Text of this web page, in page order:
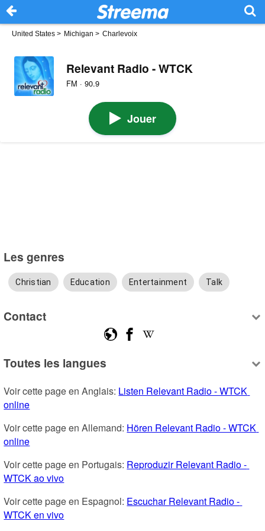
United States > Michigan > Charlevoix
Relevant Radio - WTCK
FM · 90.9
Jouer
Les genres
Christian Education Entertainment Talk
Contact
Toutes les langues
Voir cette page en Anglais: Listen Relevant Radio - WTCK
online
Voir cette page en Allemand: Hören Relevant Radio - WTCK
online
Voir cette page en Portugais: Reproduzir Relevant Radio -
WTCK ao vivo
Voir cette page en Espagnol: Escuchar Relevant Radio -
WTCK en vivo